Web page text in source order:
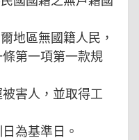
地區無國籍人民，
第一項第一款規
被害人，並取得工
為基準日。